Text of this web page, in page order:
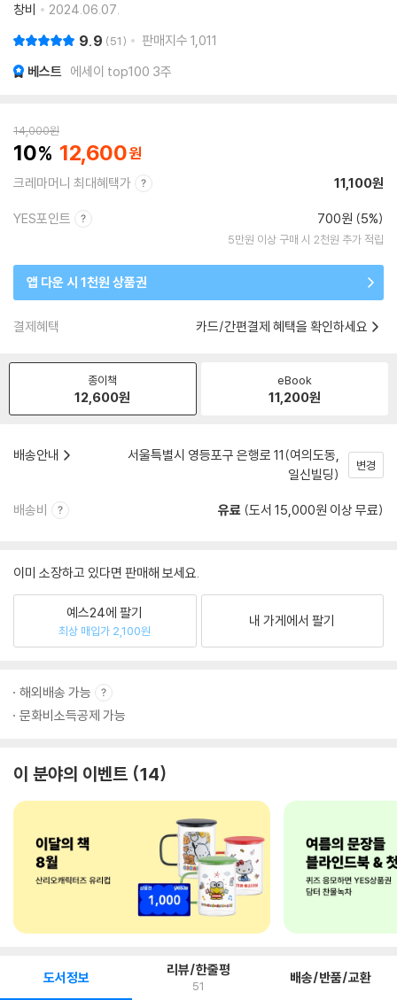
창비
2024.06.07.
9.9 51 판매지수 1,011
베스트 에세이 top100 3주
14,000원
10 12,600
크레마머니 최대혜택가 11,100원
YES포인트 700원 (5%)
5만원 이상 구매 시 2천원 추가 적립
앱 다운 시 1천원 상품권
결제혜택 카드/간편결제 혜택을 확인하세요
종이책
12,600원
eBook
11,200원
배송안내
서울특별시 영등포구 은행로 11(여의도동,
일신빌딩)
변경
배송비 유료 (도서 15,000원 이상 무료)
이미 소장하고 있다면 판매해 보세요.
예스24에 팔기
최상 매입가 2,100원
내 가게에서 팔기
해외배송 가능
문화비소득공제 가능
이 분야의 이벤트 14
도서정보 리뷰/한줄평
51 배송/반품/교환